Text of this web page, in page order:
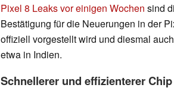
Pixel 8 Leaks vor einigen Wochen sind
Bestätigung für die Neuerungen in der
offiziell vorgestellt wird und diesmal
etwa in Indien.
Schnellerer und effizienterer Chip